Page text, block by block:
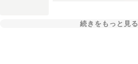
続きをもっと見る